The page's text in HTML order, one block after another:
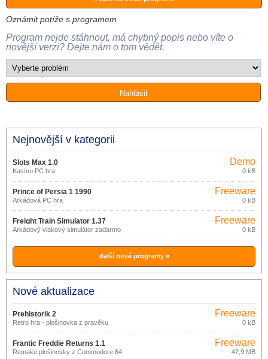
Oznámit potíže s programem
Program nejde stáhnout, má chybný popis nebo víte o
novější verzi? Dejte nám o tom vědět.
Nejnovější v kategorii
Slots Max 1.0
Kasíno PC hra
Demo
0 kB
Prince of Persia 1 1990
Arkádová PC hra
Freeware
0 kB
Freight Train Simulator 1.37
Arkádový vlakový simulátor zadarmo
Freeware
0 kB
další nové programy »
Nové aktualizace
Prehistorik 2
Retro hra - plošinovka z pravěku
Freeware
0 kB
Frantic Freddie Returns 1.1
Remake plošinovky z Commodore 64.
Freeware
42,9 MB